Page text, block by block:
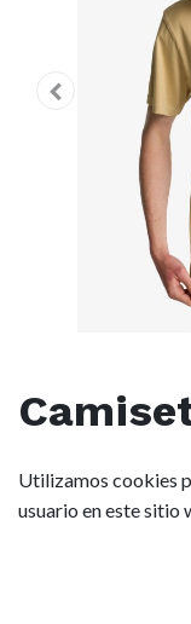
Tribal -
(tgw0)
Utilizamos cookies
usuario en este sitio